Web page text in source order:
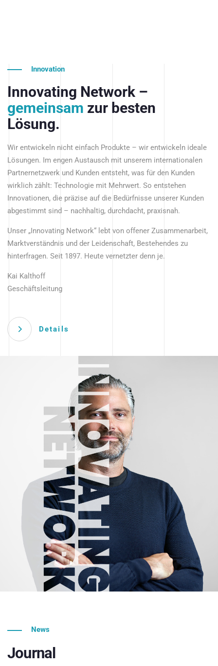
Innovation
Innovating Network –
gemeinsam zur besten
Lösung.
Wir entwickeln nicht einfach Produkte – wir entwickeln ideale
Lösungen. Im engen Austausch mit unserem internationalen
Partnernetzwerk und Kunden entsteht, was für den Kunden
wirklich zählt: Technologie mit Mehrwert. So entstehen
Innovationen, die präzise auf die Bedürfnisse unserer Kunden
abgestimmt sind – nachhaltig, durchdacht, praxisnah.
Unser „Innovating Network“ lebt von offener Zusammenarbeit,
Marktverständnis und der Leidenschaft, Bestehendes zu
hinterfragen. Seit 1897. Heute vernetzter denn je.
Kai Kalthoff
Geschäftsleitung
Details
News
Journal